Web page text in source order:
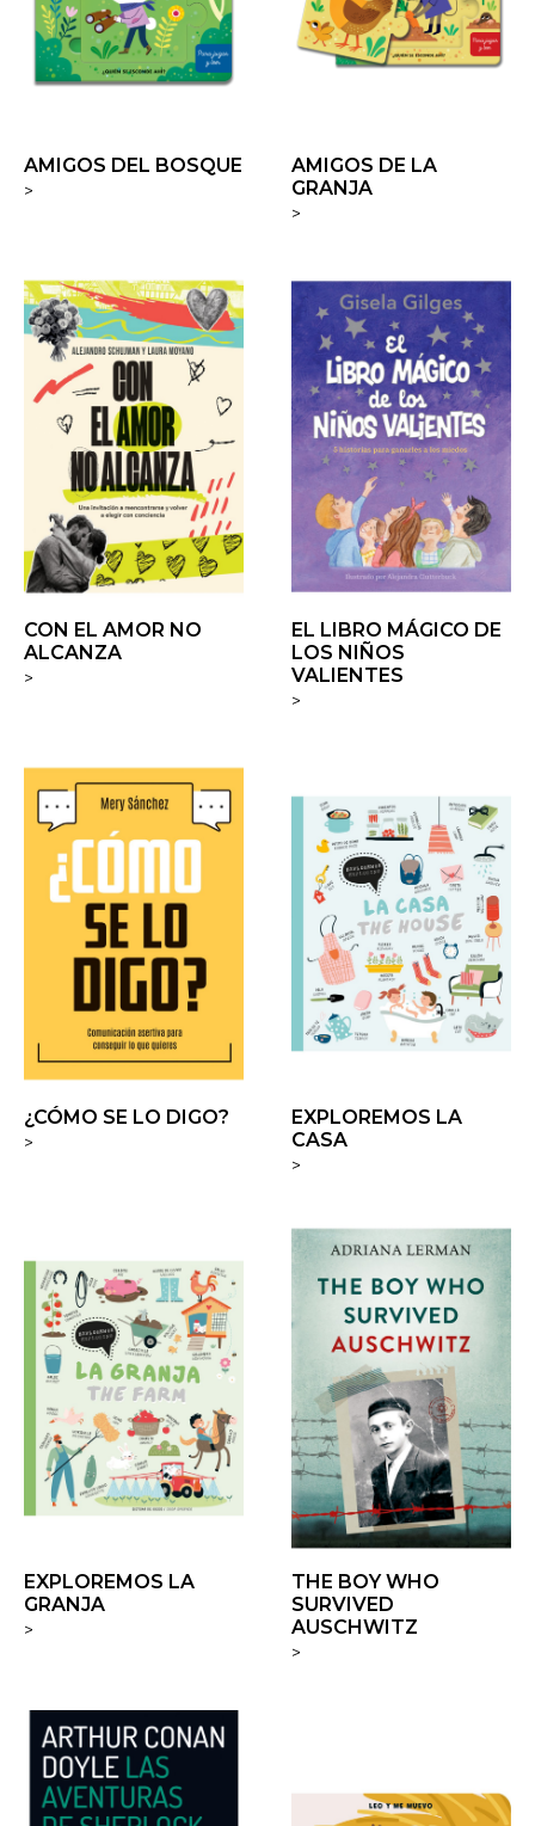
AMIGOS DEL BOSQUE
>
AMIGOS DE LA
GRANJA
>
CON EL AMOR NO
ALCANZA
>
EL LIBRO MÁGICO DE
LOS NIÑOS
VALIENTES
>
¿CÓMO SE LO DIGO?
>
EXPLOREMOS LA
CASA
>
EXPLOREMOS LA
GRANJA
>
THE BOY WHO
SURVIVED
AUSCHWITZ
>